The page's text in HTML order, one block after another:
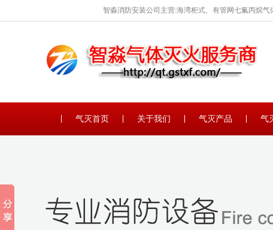
智淼消防安装公司主营:海湾柜式、有管网七氟丙烷
气灭首页 关于我们 气灭产品 气